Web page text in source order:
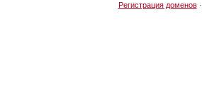
Регистрация доменов·